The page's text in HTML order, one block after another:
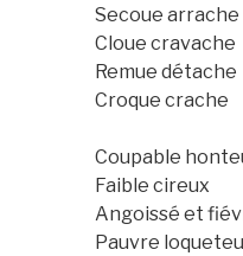
Secoue arrache
Cloue cravache
Remue détache
Croque crache
Coupable
Faible cireux
Angoissé et
Pauvre